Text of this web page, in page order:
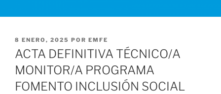
PUBLICADO
EL
8 ENERO, 2025 POR EMFE
ACTA DEFINITIVA TÉCNICO/A
MONITOR/A PROGRAMA
FOMENTO INCLUSIÓN SOCIAL